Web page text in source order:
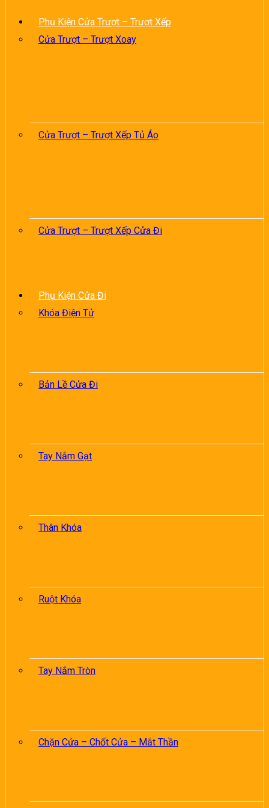
Phụ Kiện Cửa Trượt – Trượt Xếp
Cửa Trượt – Trượt Xoay
Cửa Trượt – Trượt Xếp Tủ Áo
Cửa Trượt – Trượt Xếp Cửa Đi
Phụ Kiện Cửa Đi
Khóa Điện Tử
Bản Lề Cửa Đi
Tay Nắm Gạt
Thân Khóa
Ruột Khóa
Tay Nắm Tròn
Chặn Cửa – Chốt Cửa – Mắt Thần